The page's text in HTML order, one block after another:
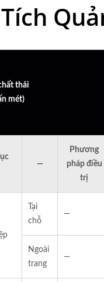
thải
mét)
—
Phương
pháp điều
trị
Tại
chỗ
—
Ngoài
trang
—